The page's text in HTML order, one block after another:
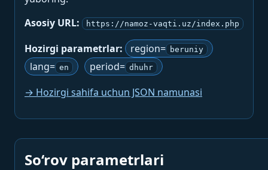
Asosiy URL:
https://namoz-vaqti.uz/index.php
Hozirgi parametrlar: region= beruniy
lang= en period= dhuhr
→ Hozirgi sahifa uchun JSON namunasi
So‘rov parametrlari